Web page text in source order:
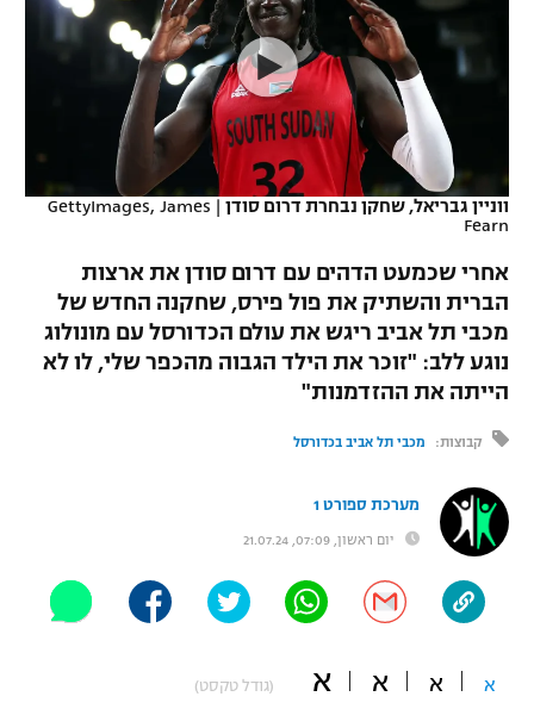
VOD
רץ ברשת
לוח שידורים
ברחבה
"מעל הליגה" – פודקאסט
נבחרת ישראל
מכבי חיפה
בית"ר ירושלים
מכבי תל אביב
הפועל חיפה
הפועל באר שבע
מכבי נתניה
בני יהודה
ליגה ספרדית
ליגה איטלקית
ליגה צרפתית
ליגה הולנדית
ליגה טורקית
ליגה סינית
ליגה ברזילאית
ליגות נוספות
כדורסל נשים
מכבי תל אביב
הפועל חולון
הפועל ירושלים
יורוליג
יורוקאפ
טניס
כדוריד
כדורעף
ג'ודו
אגרוף
היאבקות WWE
אופניים
כדורמים
ווניין גבריאל, שחקן נבחרת דרום סודן |
GettyImages, James
Fearn
אחרי שכמעט הדהים עם דרום סודן את ארצות
הברית והשתיק את פול פירס, שחקנה החדש של
מכבי תל אביב ריגש את עולם הכדורסל עם מונולוג
נוגע ללב: "זוכר את הילד הגבוה מהכפר שלי, לו לא
הייתה את ההזדמנות"
קבוצות: מכבי תל אביב בכדורסל
מערכת ספורט 1
יום ראשון, 07:09, 21.07.24
א א א א (גודל טקסט)